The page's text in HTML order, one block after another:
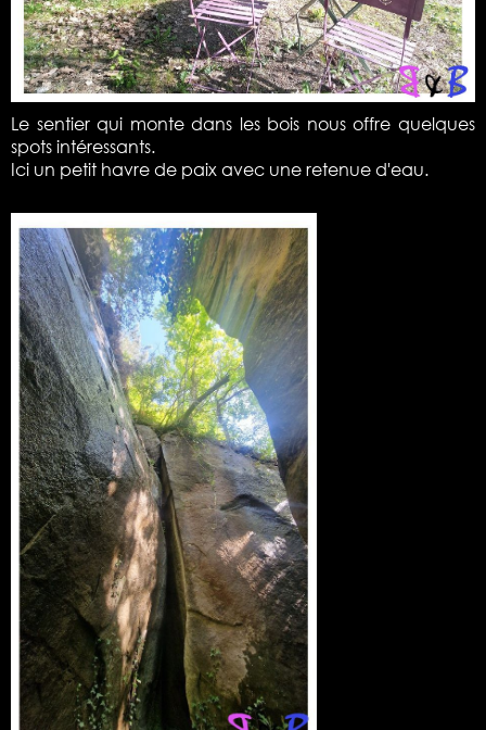
Le sentier qui monte dans les bois nous offre quelques
spots intéressants.
Ici un petit havre de paix avec une retenue d'eau.